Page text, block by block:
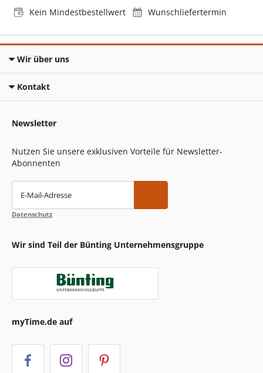
Kein Mindestbestellwert
Wunschliefertermin
Wir über uns
Kontakt
Newsletter
Nutzen Sie unsere exklusiven Vorteile für Newsletter-
Abonnenten
E-Mail-Adresse
Datenschutz
Wir sind Teil der Bünting Unternehmensgruppe
myTime.de auf